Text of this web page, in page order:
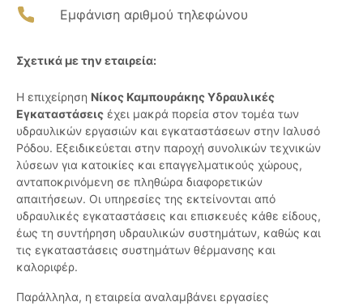
Εμφάνιση αριθμού τηλεφώνου
Σχετικά με την εταιρεία:
Η επιχείρηση Νίκος Καμπουράκης Υδραυλικές
Εγκαταστάσεις έχει μακρά πορεία στον τομέα των
υδραυλικών εργασιών και εγκαταστάσεων στην Ιαλυσό
Ρόδου. Εξειδικεύεται στην παροχή συνολικών τεχνικών
λύσεων για κατοικίες και επαγγελματικούς χώρους,
ανταποκρινόμενη σε πληθώρα διαφορετικών
απαιτήσεων. Οι υπηρεσίες της εκτείνονται από
υδραυλικές εγκαταστάσεις και επισκευές κάθε είδους,
έως τη συντήρηση υδραυλικών συστημάτων, καθώς και
τις εγκαταστάσεις συστημάτων θέρμανσης και
καλοριφέρ.
Παράλληλα, η εταιρεία αναλαμβάνει εργασίες